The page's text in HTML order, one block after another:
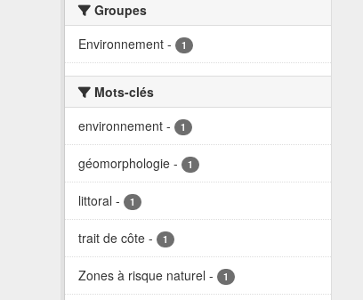
Groupes
Environnement - 1
Mots-clés
environnement - 1
géomorphologie - 1
littoral - 1
trait de côte - 1
Zones à risque naturel - 1